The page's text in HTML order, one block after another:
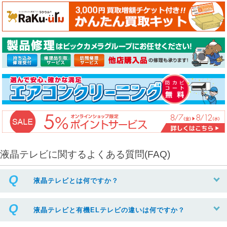
液晶テレビに関するよくある質問(FAQ)
液晶テレビとは何ですか？
液晶テレビと有機ELテレビの違いは何ですか？